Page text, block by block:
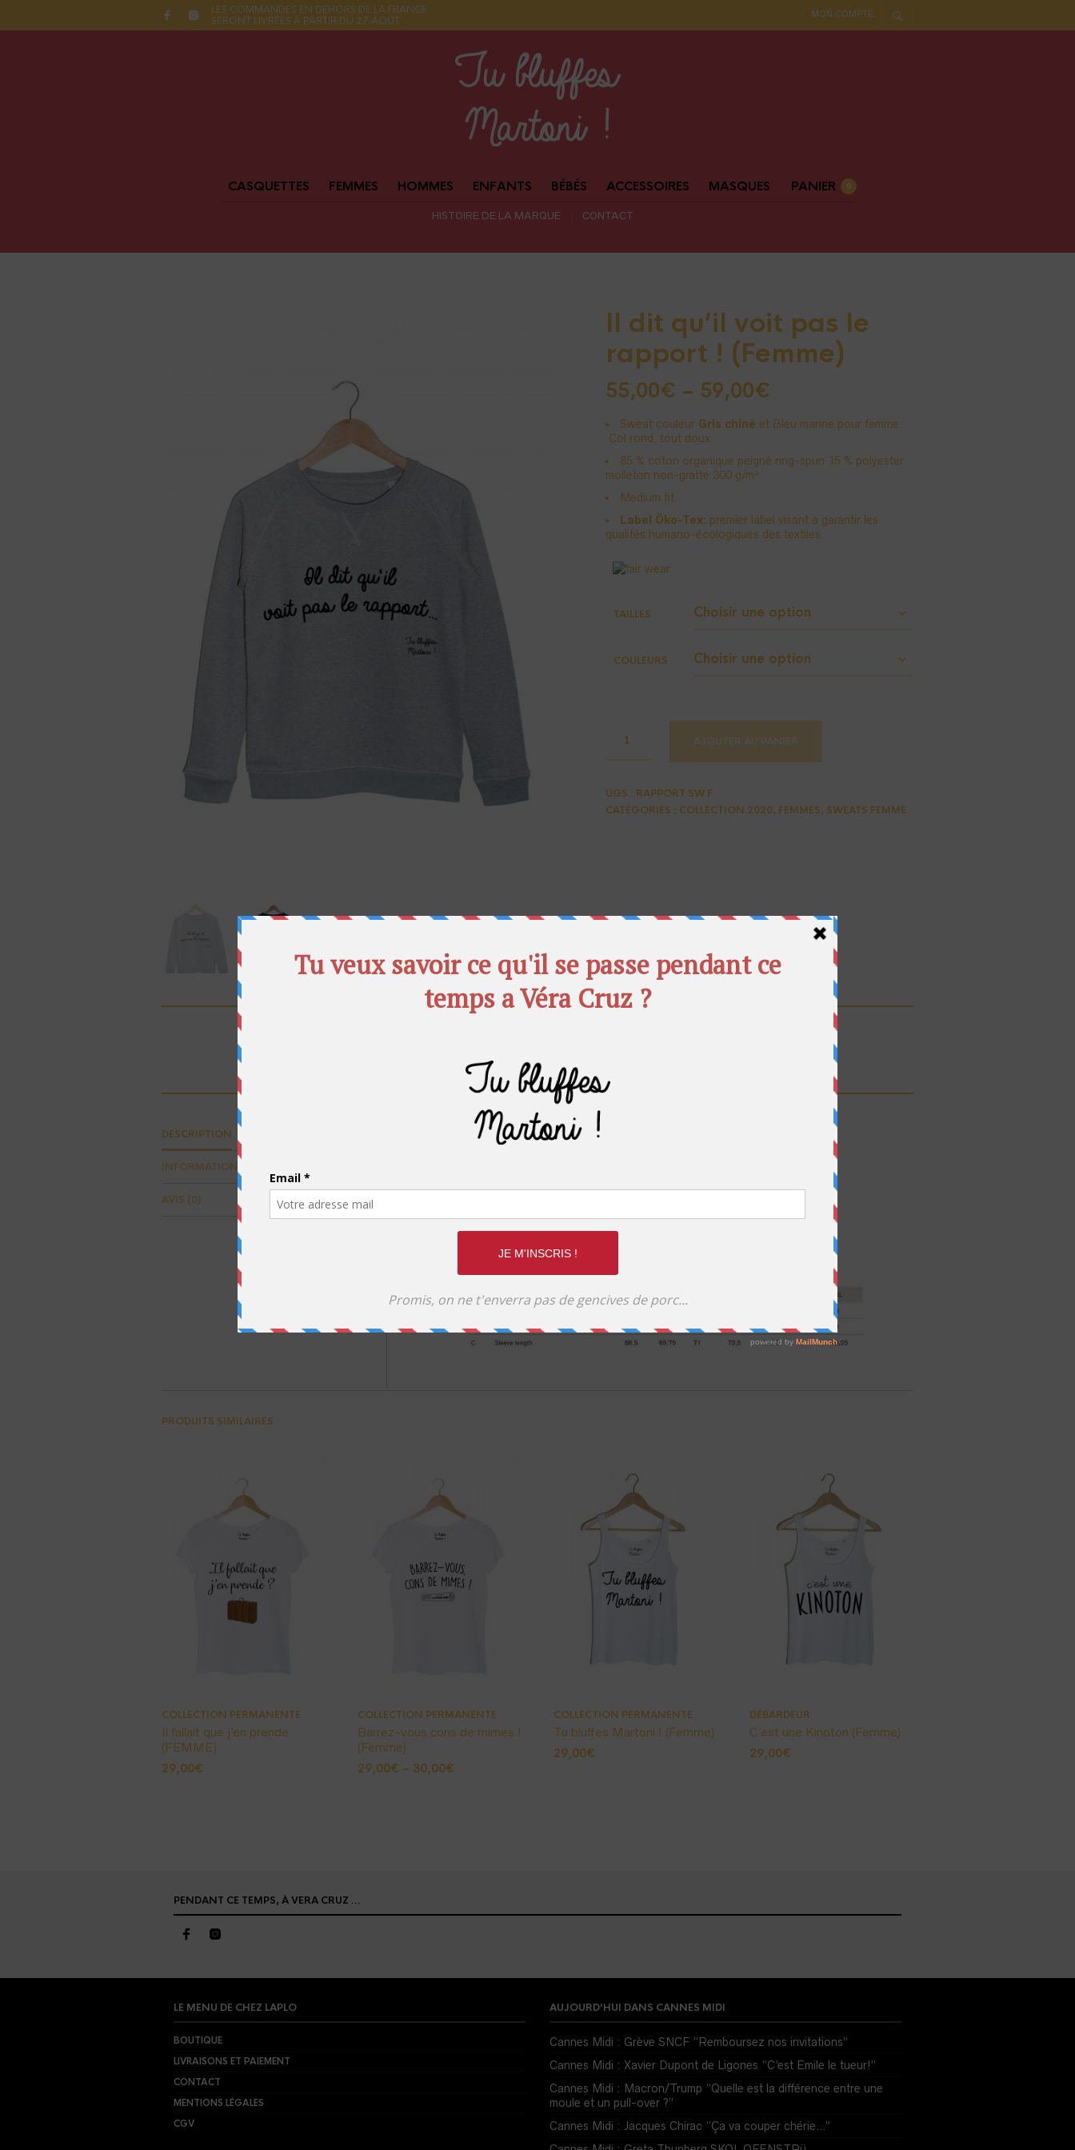
LES COMMANDES EN DEHORS DE LA FRANCE
SERONT LIVRÉES À PARTIR DU 27 AOÛT
MON COMPTE
CASQUETTES FEMMES HOMMES ENFANTS BÉBÉS ACCESSOIRES MASQUES PANIER 0
HISTOIRE DE LA MARQUE CONTACT
Il dit qu’il voit pas le
rapport ! (Femme)
55,00€ – 59,00€
Sweat couleur Gris chiné et Bleu marine pour femme.
Col rond, tout doux.
85 % coton organique peigné ring-spun 15 % polyester
molleton non-gratté 300 g/m²
Medium fit.
Label Öko-Tex: premier label visant à garantir les
qualités humano-écologiques des textiles.
TAILLES
COULEURS
AJOUTER AU PANIER
UGS : RAPPORT SW F
CATÉGORIES : COLLECTION 2020, FEMMES, SWEATS FEMME
DESCRIPTION
INFORMATIONS COMPLÉMENTAIRES
AVIS (0)
PRODUITS SIMILAIRES
COLLECTION PERMANENTE
Il fallait que j’en prende
(FEMME)
29,00€
COLLECTION PERMANENTE
Barrez-vous cons de mimes !
(Femme)
29,00€ – 30,00€
COLLECTION PERMANENTE
Tu bluffes Martoni ! (Femme)
29,00€
DÉBARDEUR
C’est une Kinoton (Femme)
29,00€
PENDANT CE TEMPS, À VERA CRUZ …
LE MENU DE CHEZ LAPLO
BOUTIQUE
LIVRAISONS ET PAIEMENT
CONTACT
MENTIONS LÉGALES
CGV
AUJOURD’HUI DANS CANNES MIDI
Cannes Midi : Grève SNCF “Remboursez nos invitations”
Cannes Midi : Xavier Dupont de Ligones “C’est Emile le tueur!”
Cannes Midi : Macron/Trump “Quelle est la différence entre une
moule et un pull-over ?”
Cannes Midi : Jacques Chirac “Ça va couper chérie…”